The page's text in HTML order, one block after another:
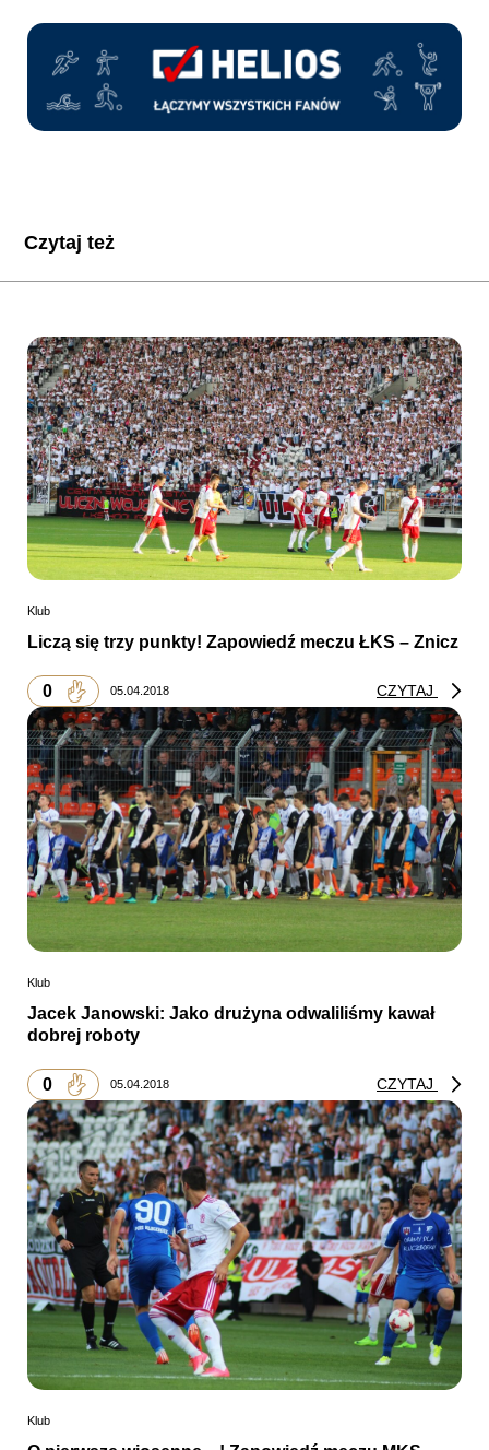
Czytaj też
Klub
Liczą się trzy punkty! Zapowiedź meczu ŁKS – Znicz
0 05.04.2018 CZYTAJ
Klub
Jacek Janowski: Jako drużyna odwaliliśmy kawał
dobrej roboty
0 05.04.2018 CZYTAJ
Klub